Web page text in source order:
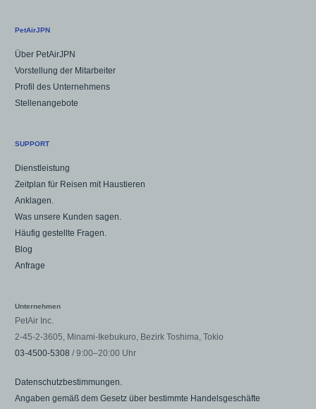
PetAirJPN
Über PetAirJPN
Vorstellung der Mitarbeiter
Profil des Unternehmens
Stellenangebote
SUPPORT
Dienstleistung
Zeitplan für Reisen mit Haustieren
Anklagen.
Was unsere Kunden sagen.
Häufig gestellte Fragen.
Blog
Anfrage
Unternehmen
PetAir Inc.
2-45-2-3605, Minami-Ikebukuro, Bezirk Toshima, Tokio
03-4500-5308 / 9:00–20:00 Uhr
Datenschutzbestimmungen.
Angaben gemäß dem Gesetz über bestimmte Handelsgeschäfte